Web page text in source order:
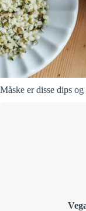
Måske er disse dips